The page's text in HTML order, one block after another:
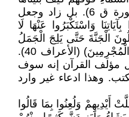
وَزَيَّنَّاهَا وَمَا لَهَا مِنْ فُرُوجٍ) (سورة ق 6). بل زاد وجعل
وَاسْتَكْبَرُوا عَنْهَا لَا
الْجَنَّةَ حَتَّى يَلِجَ الْجَمَلُ
فِي سَمِّ الْخِيَاطِ وَكَذَلِكَ نَجْزِي الْمُجْرِمِينَ) (الأعراف 40).
مؤلف القرآن إنه سوف
وهذا ادعاء غير وارد
أَيْدِيهِمْ وَلُعِنُوا بِمَا قَالُوا